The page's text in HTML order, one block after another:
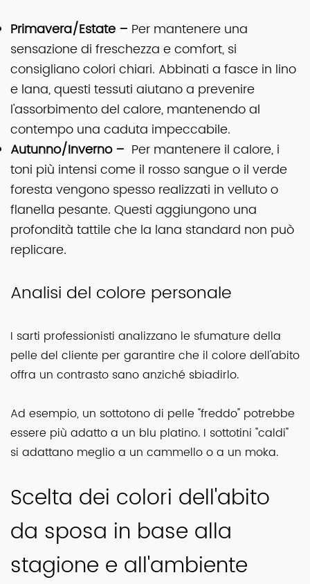
Primavera/Estate – Per mantenere una
sensazione di freschezza e comfort, si
consigliano colori chiari. Abbinati a fasce in lino
e lana, questi tessuti aiutano a prevenire
l'assorbimento del calore, mantenendo al
contempo una caduta impeccabile.
Autunno/Inverno – Per mantenere il calore, i
toni più intensi come il rosso sangue o il verde
foresta vengono spesso realizzati in velluto o
flanella pesante. Questi aggiungono una
profondità tattile che la lana standard non può
replicare.
Analisi del colore personale
I sarti professionisti analizzano le sfumature della
pelle del cliente per garantire che il colore dell'abito
offra un contrasto sano anziché sbiadirlo.
Ad esempio, un sottotono di pelle "freddo" potrebbe
essere più adatto a un blu platino. I sottotini "caldi"
si adattano meglio a un cammello o a un moka.
Scelta dei colori dell'abito
da sposa in base alla
stagione e all'ambiente